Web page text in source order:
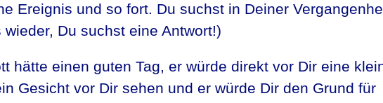
Ereignis und so fort. Du suchst in Deiner
Du suchst eine Antwort!)
hätte einen guten Tag, er würde direkt vor Dir eine
Gesicht vor Dir sehen und er würde Dir den Grund für